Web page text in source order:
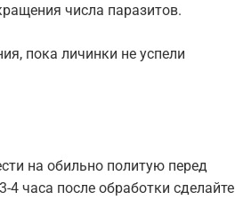
числа паразитов.
пока личинки не успели
на обильно политую перед
4 часа после обработки сделайте